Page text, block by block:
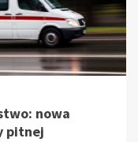
nowa
pitnej